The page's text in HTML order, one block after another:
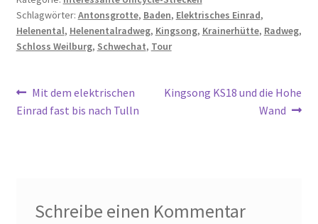
Schlagwörter: Antonsgrotte, Baden, Elektrisches Einrad,
Helenental, Helenentalradweg, Kingsong, Krainerhütte, Radweg,
Schloss Weilburg, Schwechat, Tour
Beitragsnavigation
Vorheriger
Beitrag:
Mit dem elektrischen
Einrad fast bis nach Tulln
Nächster
Kingsong KS18 und die Hohe
Wand
Schreibe einen Kommentar